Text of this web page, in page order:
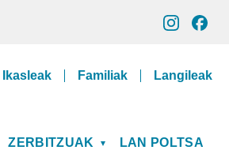
Gune pribatuak
Ikasleak Familiak Langileak
ZERBITZUAK LAN POLTSA